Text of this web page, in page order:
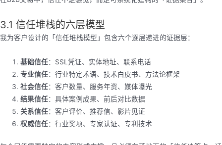
3.1 信任堆栈的六层模型
我为客户设计的「信任堆栈模型」包含六个逐层递进的证据层：
基础信任：SSL凭证、实体地址、联系电话
专业信任：行业特定术语、技术白皮书、方法论框架
社会信任：客户数量、服务年资、媒体曝光
结果信任：具体案例成果、前后对比数据
关系信任：客户评价、推荐信、影片见证
权威信任：行业奖项、专家认证、专利技术